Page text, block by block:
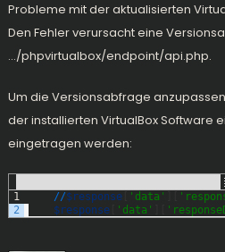
Probleme mit der aktualisierten
Den Fehler verursacht eine
…/phpvirtualbox/endpoint/api.php.
Um die Versionsabfrage
der installierten VirtualBox Software
eingetragen werden:
1
2
//$response[ 'data'
$response[ 'data'